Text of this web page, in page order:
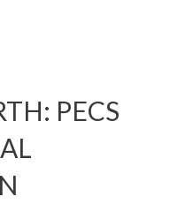
PECS